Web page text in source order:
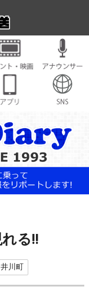
る!!
井川町